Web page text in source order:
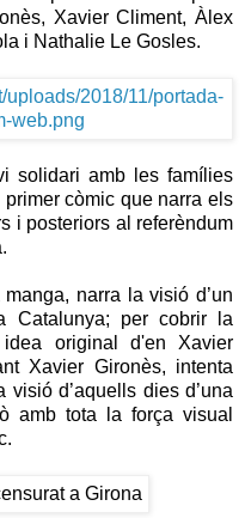
Xavier Climent, Àlex
i Nathalie Le Gosles.
solidari amb les famílies
còmic que narra els
i posteriors al referèndum
narra la visió d’un
Catalunya; per cobrir la
original d'en Xavier
Xavier Gironès, intenta
d’aquells dies d’una
amb tota la força visual